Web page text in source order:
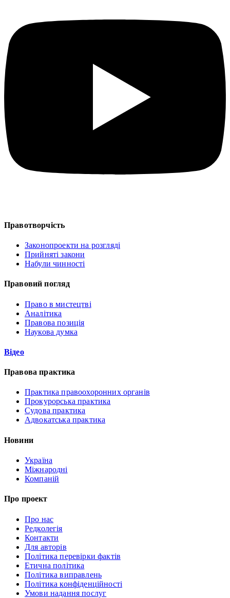
Правотворчість
Законопроекти на розгляді
Прийняті закони
Набули чинності
Правовий погляд
Право в мистецтві
Аналітика
Правова позиція
Наукова думка
Відео
Правова практика
Практика правоохоронних органів
Прокурорська практика
Судова практика
Адвокатська практика
Новини
Україна
Міжнародні
Компаній
Про проект
Про нас
Редколегія
Контакти
Для авторів
Політика перевірки фактів
Етична політика
Політика виправлень
Політика конфіденційності
Умови надання послуг